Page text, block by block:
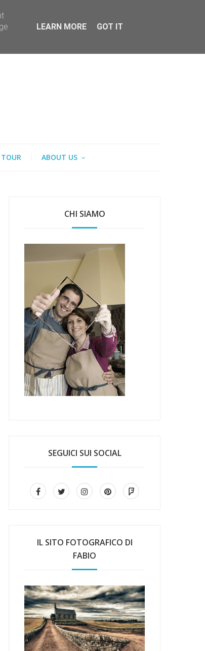
ABOUT US
CHI SIAMO
SEGUICI SUI SOCIAL
IL SITO FOTOGRAFICO DI
FABIO
LEARN MORE GOT IT